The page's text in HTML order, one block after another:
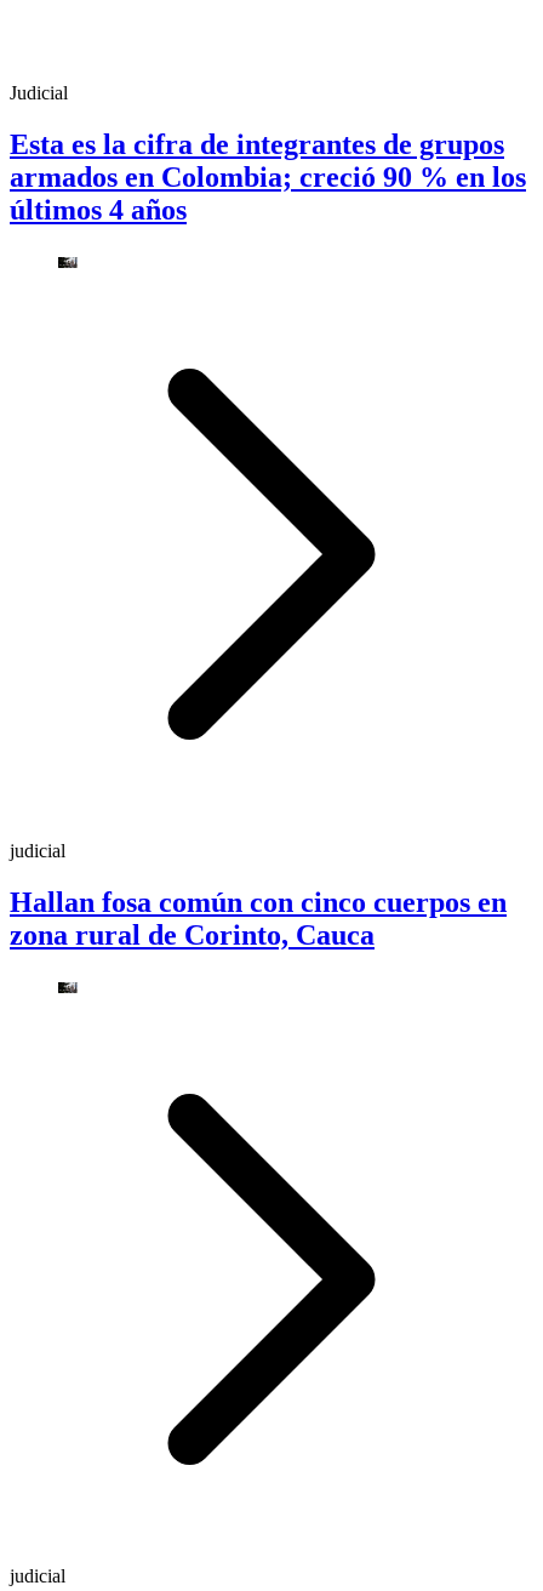
Judicial
Esta es la cifra de integrantes de grupos
armados en Colombia; creció 90 % en los
últimos 4 años
judicial
Hallan fosa común con cinco cuerpos en
zona rural de Corinto, Cauca
judicial